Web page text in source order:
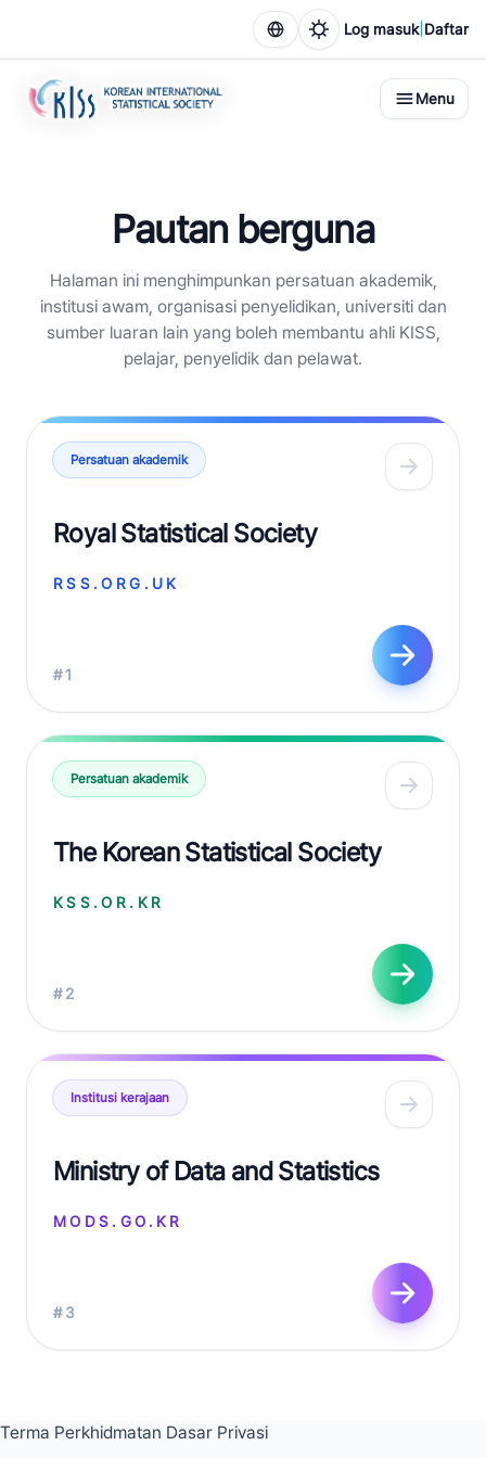
Log masuk| Daftar
Menu
Pautan berguna
Halaman ini menghimpunkan persatuan akademik,
institusi awam, organisasi penyelidikan, universiti dan
sumber luaran lain yang boleh membantu ahli KISS,
pelajar, penyelidik dan pelawat.
Persatuan akademik
Royal Statistical Society
RSS.ORG.UK
#1
Persatuan akademik
The Korean Statistical Society
KSS.OR.KR
#2
Institusi kerajaan
Ministry of Data and Statistics
MODS.GO.KR
#3
Terma Perkhidmatan Dasar Privasi